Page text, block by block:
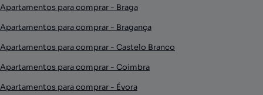
Apartamentos para comprar - Braga
Apartamentos para comprar - Bragança
Apartamentos para comprar - Castelo Branco
Apartamentos para comprar - Coimbra
Apartamentos para comprar - Évora